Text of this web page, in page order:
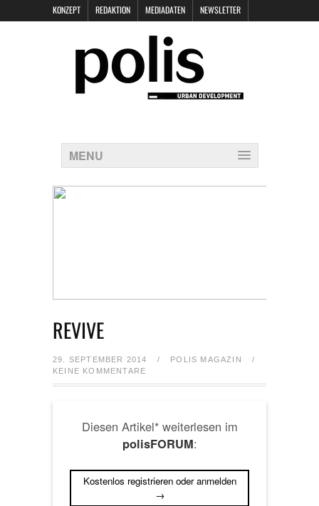
KONZEPT REDAKTION MEDIADATEN NEWSLETTER
DATENSCHUTZ
MENU
REVIVE
29. SEPTEMBER 2014 / POLIS MAGAZIN
/
KEINE KOMMENTARE
Diesen Artikel* weiterlesen im
polisFORUM:
Kostenlos registrieren oder anmelden
→